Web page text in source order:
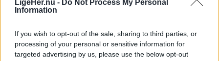
LigeHer.nu - Do Not Process My Personal
Information
If you wish to opt-out of the sale, sharing to third parties, or
processing of your personal or sensitive information for
targeted advertising by us, please use the below opt-out
06. august 2026 kl. 06.00
Opdateret kl. 11.08